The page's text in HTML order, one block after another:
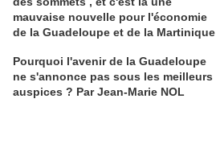
mauvaise nouvelle pour l'économie
de la Guadeloupe et de la Martinique
Pourquoi l'avenir de la Guadeloupe
ne s'annonce pas sous les meilleurs
auspices ? Par Jean-Marie NOL